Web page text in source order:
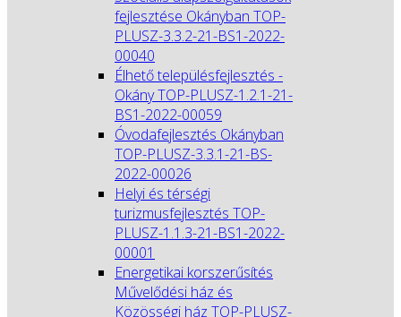
fejlesztése Okányban TOP-
PLUSZ-3.3.2-21-BS1-2022-
00040
Élhető településfejlesztés -
Okány TOP-PLUSZ-1.2.1-21-
BS1-2022-00059
Óvodafejlesztés Okányban
TOP-PLUSZ-3.3.1-21-BS-
2022-00026
Helyi és térségi
turizmusfejlesztés TOP-
PLUSZ-1.1.3-21-BS1-2022-
00001
Energetikai korszerűsítés
Művelődési ház és
Közösségi ház TOP-PLUSZ-